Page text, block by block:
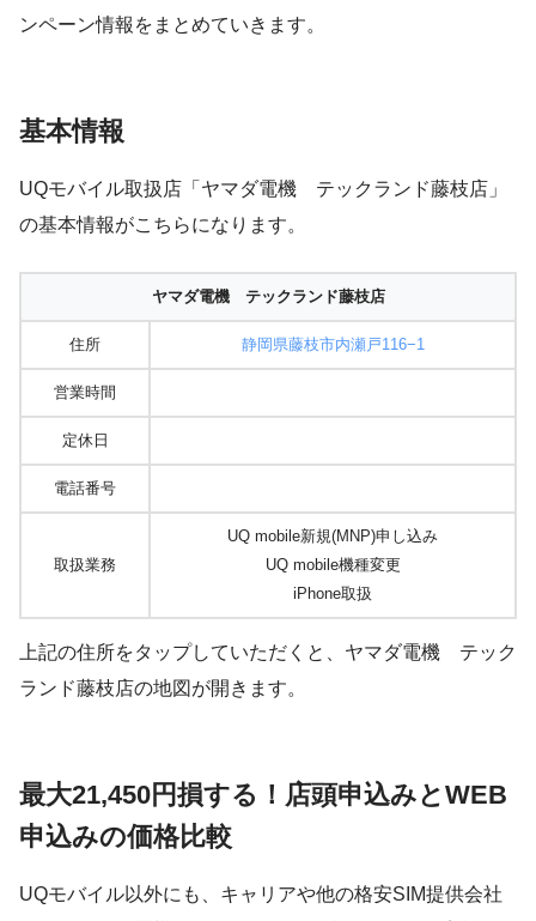
ンペーン情報をまとめていきます。
基本情報
UQモバイル取扱店「ヤマダ電機 テックランド藤枝店」
の基本情報がこちらになります。
ヤマダ電機 テックランド藤枝店
住所 静岡県藤枝市内瀬戸116−1
営業時間
定休日
電話番号
取扱業務
UQ mobile新規(MNP)申し込み
UQ mobile機種変更
iPhone取扱
上記の住所をタップしていただくと、ヤマダ電機 テック
ランド藤枝店の地図が開きます。
最大21,450円損する！店頭申込みとWEB
申込みの価格比較
UQモバイル以外にも、キャリアや他の格安SIM提供会社